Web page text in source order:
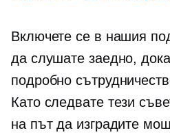
Включете се в нашия
да слушате заедно,
подробно
Като следвате тези
на път да изградите